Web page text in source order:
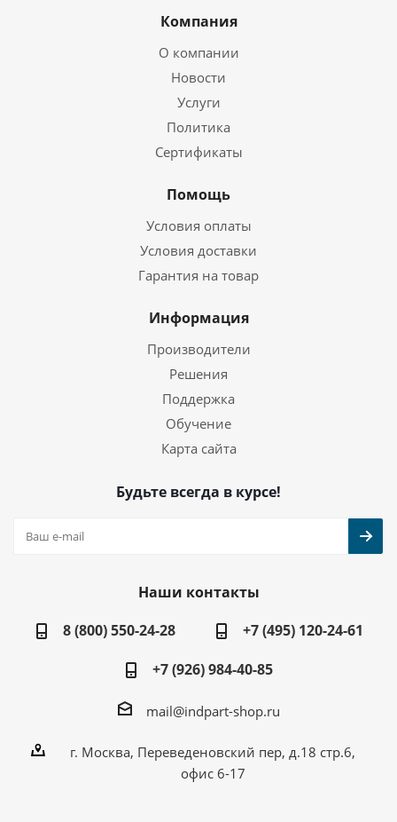
Компания
О компании
Новости
Услуги
Политика
Сертификаты
Помощь
Условия оплаты
Условия доставки
Гарантия на товар
Информация
Производители
Решения
Поддержка
Обучение
Карта сайта
Будьте всегда в курсе!
Наши контакты
8 (800) 550-24-28
+7 (495) 120-24-61
+7 (926) 984-40-85
mail@indpart-shop.ru
г. Москва, Переведеновский пер, д.18 стр.6,
офис 6-17